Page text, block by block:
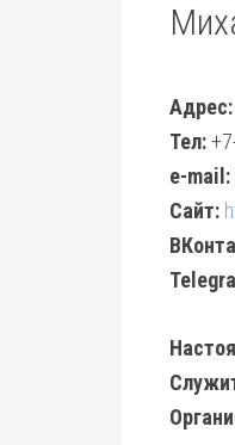
Адрес:
Тел:
e-mail:
Сайт: